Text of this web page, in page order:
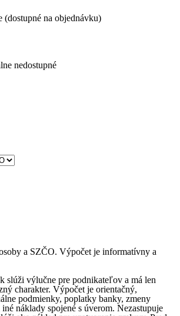
(dostupné na objednávku)
nedostupné
a SZČO. Výpočet je informatívny a
slúži výlučne pre podnikateľov a má len
charakter. Výpočet je orientačný,
podmienky, poplatky banky, zmeny
náklady spojené s úverom. Nezastupuje